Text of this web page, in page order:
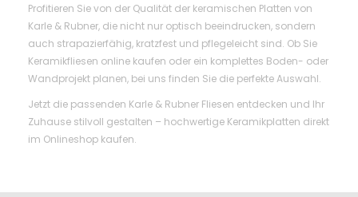
Profitieren Sie von der Qualität der keramischen Platten von
Karle & Rubner, die nicht nur optisch beeindrucken, sondern
auch strapazierfähig, kratzfest und pflegeleicht sind. Ob Sie
Keramikfliesen online kaufen oder ein komplettes Boden- oder
Wandprojekt planen, bei uns finden Sie die perfekte Auswahl.
Jetzt die passenden Karle & Rubner Fliesen entdecken und Ihr
Zuhause stilvoll gestalten – hochwertige Keramikplatten direkt
im Onlineshop kaufen.